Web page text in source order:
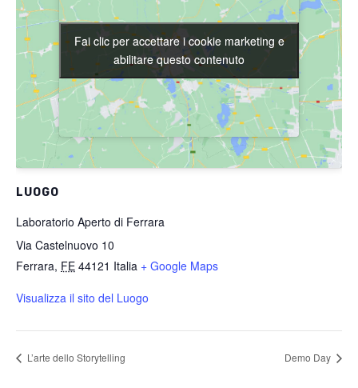
LUOGO
Laboratorio Aperto di Ferrara
Via Castelnuovo 10
Ferrara, FE 44121 Italia + Google Maps
Visualizza il sito del Luogo
Fai clic per accettare i cookie marketing e
abilitare questo contenuto
Fai clic per accettare i cookie marketing e
abilitare questo contenuto
L’arte dello Storytelling Demo Day